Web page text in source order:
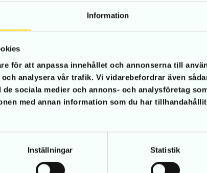
Information
för att anpassa innehållet och annonserna till
analysera vår trafik. Vi vidarebefordrar även
sociala medier och annons- och analysföretag
med annan information som du har
Inställningar Statistik
annonser.